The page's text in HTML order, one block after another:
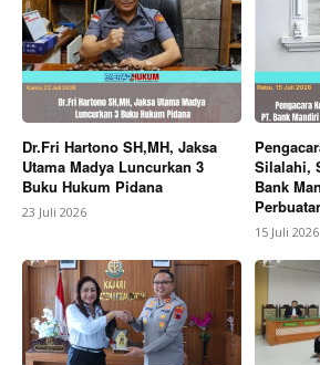
Dr.Fri Hartono SH,MH, Jaksa
Utama Madya Luncurkan 3
Buku Hukum Pidana
23 Juli 2026
Silalahi,
Bank
15 Juli 2026